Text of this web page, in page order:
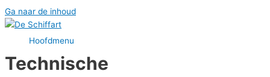
Ga naar de inhoud
Hoofdmenu
Technische